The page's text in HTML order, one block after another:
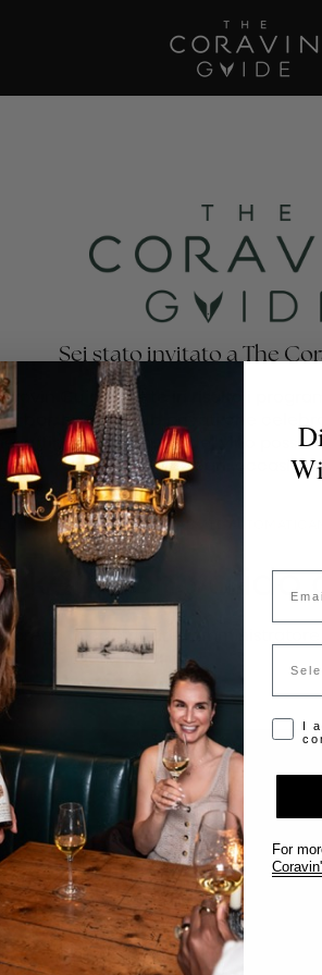
Sei stato invitato a The
Guide mette in risalto i
bar, hotel e club privati che
affinché gli amanti del vino
per ogni
LE MODIFICHE VENGONO SALVATE
non valido
prega di contattare l'amministratore
Supporto
Contattaci
Inserisci il tuo locale
FAQ’s
Email
Opt-I
For